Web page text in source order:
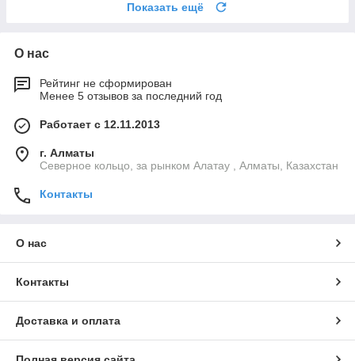
Показать ещё
О нас
Рейтинг не сформирован
Менее 5 отзывов за последний год
Работает с 12.11.2013
г. Алматы
Северное кольцо, за рынком Алатау , Алматы, Казахстан
Контакты
О нас
Контакты
Доставка и оплата